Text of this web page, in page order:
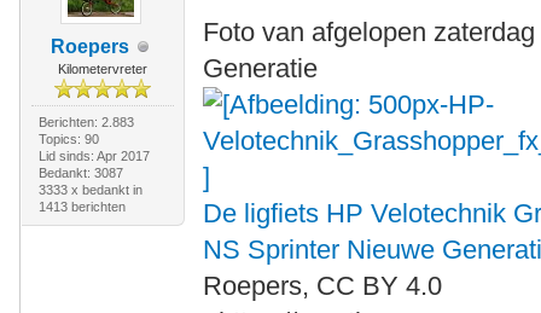
Roepers
Kilometervreter
Berichten: 2.883
Topics: 90
Lid sinds: Apr 2017
Bedankt: 3087
3333 x bedankt in
1413 berichten
Foto van afgelopen
Generatie
De ligfiets HP Velotechnik
NS Sprinter Nieuwe
Roepers, CC BY 4.0